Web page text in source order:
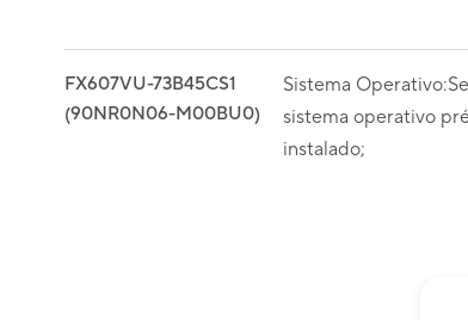
FX607VU-73B45CS1
(90NR0N06-M00BU0)
Sistema
sistema operativo
instalado;